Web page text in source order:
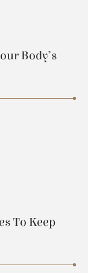
Body’s
To Keep